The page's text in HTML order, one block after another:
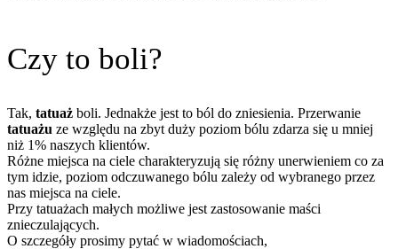
Czy to boli?
Tak, tatuaż boli. Jednakże jest to ból do zniesienia. Przerwanie
tatuażu ze względu na zbyt duży poziom bólu zdarza się u mniej
niż 1% naszych klientów.
Różne miejsca na ciele charakteryzują się różny unerwieniem co za
tym idzie, poziom odczuwanego bólu zależy od wybranego przez
nas miejsca na ciele.
Przy tatuażach małych możliwe jest zastosowanie maści
znieczulających.
O szczegóły prosimy pytać w wiadomościach,